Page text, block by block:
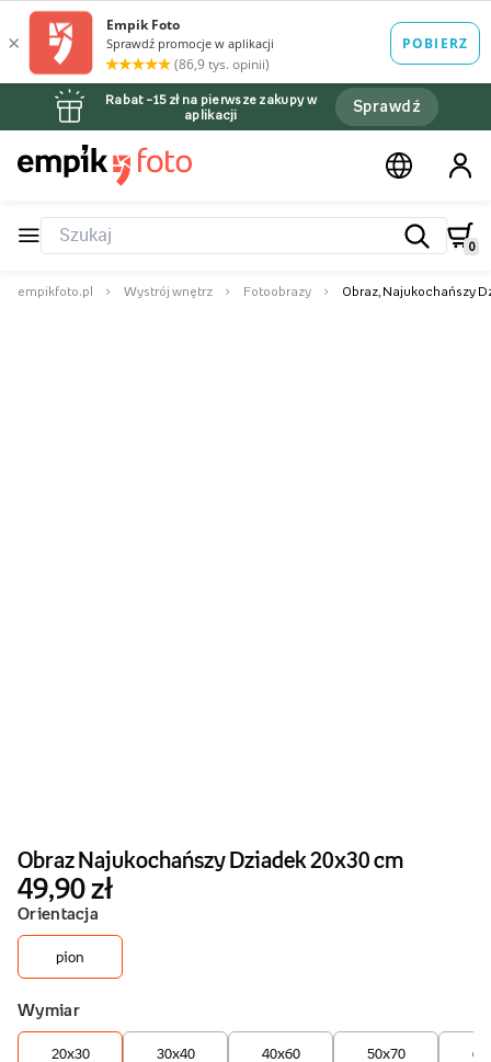
Rabat –15 zł na pierwsze zakupy w
aplikacji
Sprawdź
0
empikfoto.pl Wystrój wnętrz Fotoobrazy Obraz, Najukochańszy